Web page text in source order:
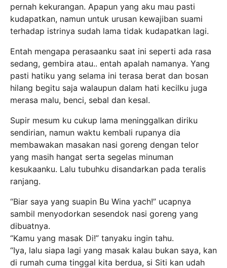
pernah kekurangan. Apapun yang aku mau pasti
kudapatkan, namun untuk urusan kewajiban suami
terhadap istrinya sudah lama tidak kudapatkan lagi.
Entah mengapa perasaanku saat ini seperti ada rasa
sedang, gembira atau.. entah apalah namanya. Yang
pasti hatiku yang selama ini terasa berat dan bosan
hilang begitu saja walaupun dalam hati kecilku juga
merasa malu, benci, sebal dan kesal.
Supir mesum ku cukup lama meninggalkan diriku
sendirian, namun waktu kembali rupanya dia
membawakan masakan nasi goreng dengan telor
yang masih hangat serta segelas minuman
kesukaanku. Lalu tubuhku disandarkan pada teralis
ranjang.
“Biar saya yang suapin Bu Wina yach!” ucapnya
sambil menyodorkan sesendok nasi goreng yang
dibuatnya.
“Kamu yang masak Di!” tanyaku ingin tahu.
“Iya, lalu siapa lagi yang masak kalau bukan saya, kan
di rumah cuma tinggal kita berdua, si Siti kan udah